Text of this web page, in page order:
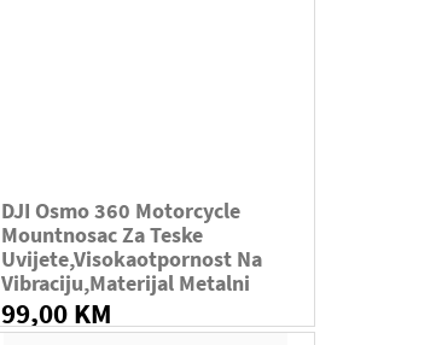
DJI Osmo 360 Motorcycle
Mountnosac Za Teske
Uvijete,visokaotpornost Na
Vibraciju,materijal Metalni
99,00 KM